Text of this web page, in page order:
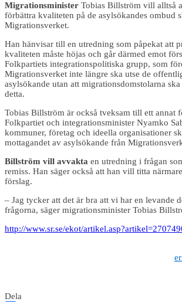
Migrationsminister Tobias Billström vill alltså
förbättra kvaliteten på de asylsökandes ombud
Migrationsverket.
Han hänvisar till en utredning som påpekat att
kvaliteten måste höjas och går därmed emot
Folkpartiets integrationspolitiska grupp, som
Migrationsverket inte längre ska utse de
asylsökande utan att migrationsdomstolarna
detta.
Tobias Billström är också tveksam till ett annat
Folkpartiet och integrationsminister Nyamko
kommuner, företag och ideella organisationer
mottagandet av asylsökande från
Billström vill avvakta en utredning i frågan
remiss. Han säger också att han vill titta
förslag.
– Jag tycker att det är bra att vi har en levande
frågorna, säger migrationsminister Tobias
http://www.sr.se/ekot/
Dela